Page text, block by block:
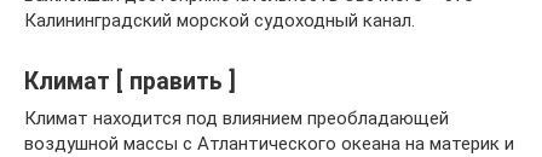
Калининградский морской судоходный канал.
Климат [ править ]
Климат находится под влиянием преобладающей
воздушной массы с Атлантического океана на материк и